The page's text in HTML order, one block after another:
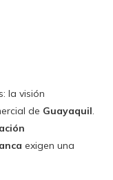
la visión
de Guayaquil.
exigen una